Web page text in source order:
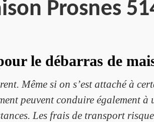
Prosnes
le débarras de
Même si on s’est attaché à
peuvent conduire également à
Les frais de transport